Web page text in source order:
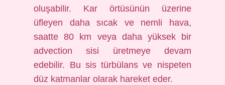
oluşabilir. Kar örtüsünün üzerine
üfleyen daha sıcak ve nemli hava,
saatte 80 km veya daha yüksek bir
advection sisi üretmeye devam
edebilir. Bu sis türbülans ve nispeten
düz katmanlar olarak hareket eder.